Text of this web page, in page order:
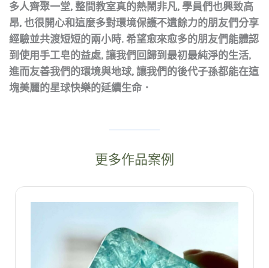
多人齊聚一堂, 整間教室真的熱鬧非凡, 學員們也興致高
昂, 也很開心和這麼多對環境保護不遺餘力的朋友們分享
經驗並共渡短短的兩小時. 希望愈來愈多的朋友們能體認
到使用手工皂的益處, 讓我們回歸到最初最純淨的生活,
進而友善我們的環境與地球, 讓我們的後代子孫都能在這
塊美麗的星球快樂的延續生命．
更多作品案例